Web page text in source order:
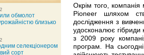
Окрім того, компанія
Pioneer шляхом
дослідження з
удосконалює гібриди
з 2009 року
програм. На
обмолот
близько
селекціонером
сорт